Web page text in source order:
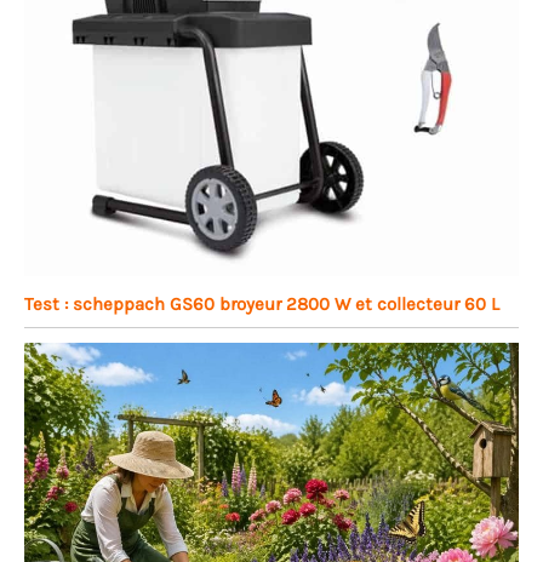
Test : scheppach GS60 broyeur 2800 W et collecteur 60 L